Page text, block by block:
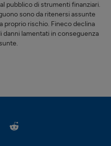
pubblico di strumenti finanziari.
sono da ritenersi assunte
proprio rischio. Fineco declina
lamentati in conseguenza